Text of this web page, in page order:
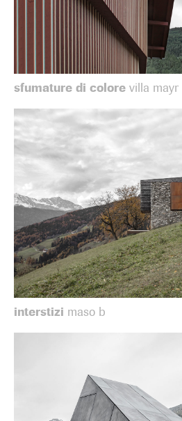
sfumature di colore villa mayr
interstizi maso b